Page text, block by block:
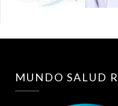
MUNDO SALUD